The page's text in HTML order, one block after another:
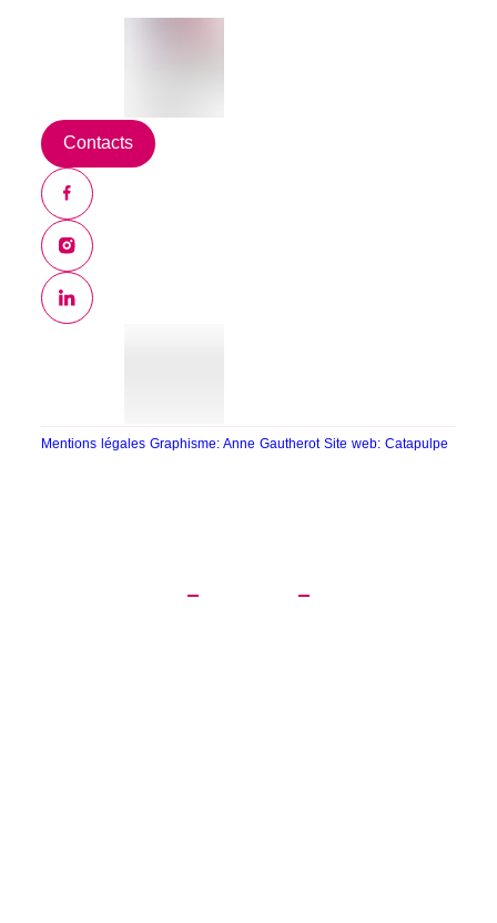
Contacts
Mentions légalesGraphisme: Anne GautherotSite web: Catapulpe